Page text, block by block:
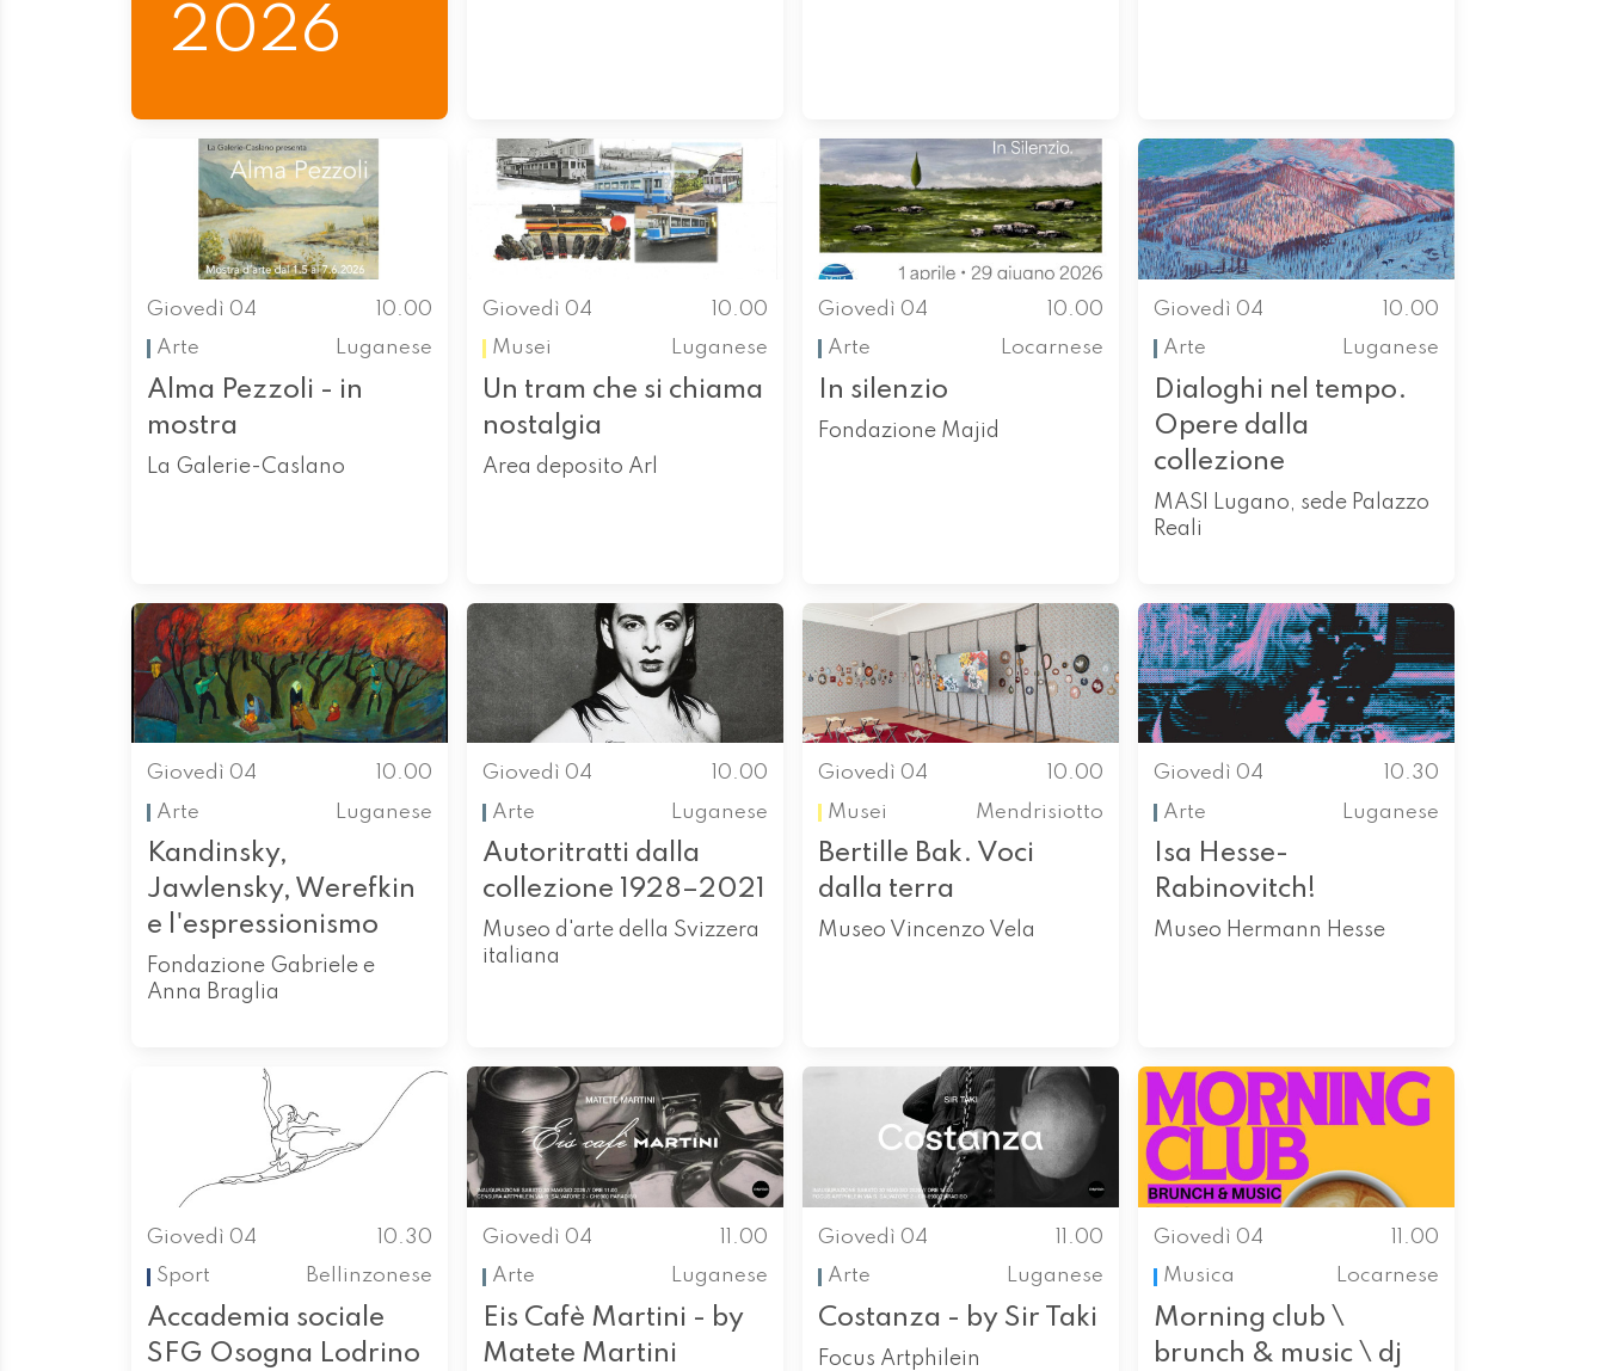
2026
Giovedì 04
10.00
Arte
Luganese
Alma Pezzoli - in
mostra
La Galerie-Caslano
Giovedì 04
10.00
Musei
Luganese
Un tram che si chiama
nostalgia
Area deposito Arl
Giovedì 04
10.00
Arte
Locarnese
In silenzio
Fondazione Majid
Giovedì 04
10.00
Arte
Luganese
Dialoghi nel tempo.
Opere dalla
collezione
MASI Lugano, sede Palazzo
Reali
Giovedì 04
10.00
Arte
Luganese
Kandinsky,
Jawlensky, Werefkin
e l'espressionismo
Fondazione Gabriele e
Anna Braglia
Giovedì 04
10.00
Arte
Luganese
Autoritratti dalla
collezione 1928–2021
Museo d'arte della Svizzera
italiana
Giovedì 04
10.00
Musei
Mendrisiotto
Bertille Bak. Voci
dalla terra
Museo Vincenzo Vela
Giovedì 04
10.30
Arte
Luganese
Isa Hesse-
Rabinovitch!
Museo Hermann Hesse
Giovedì 04
10.30
Sport
Bellinzonese
Accademia sociale
SFG Osogna Lodrino
Giovedì 04
11.00
Arte
Luganese
Eis Cafè Martini - by
Matete Martini
Giovedì 04
11.00
Arte
Luganese
Costanza - by Sir Taki
Focus Artphilein
Giovedì 04
11.00
Musica
Locarnese
Morning club \
brunch & music \ dj